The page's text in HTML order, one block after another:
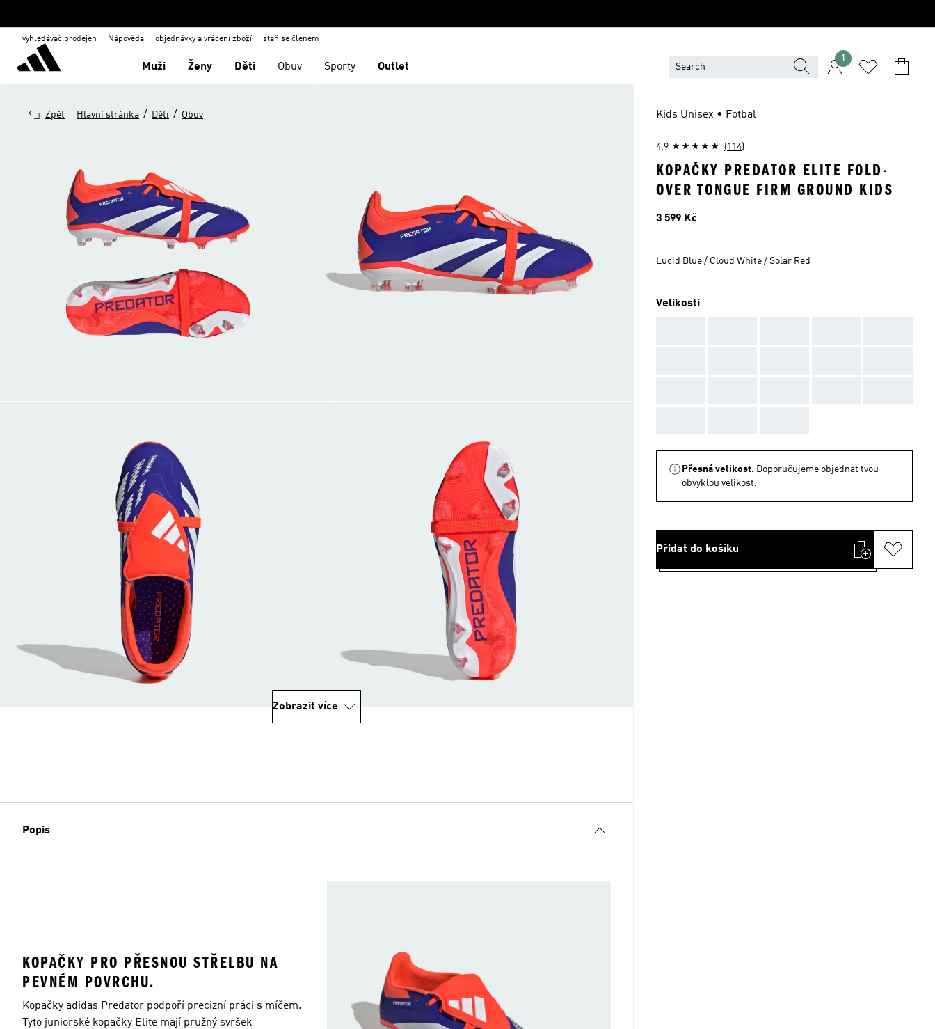
vyhledávač prodejen Nápověda objednávky a vrácení zboží staň se členem
Muži Ženy Děti Obuv Sporty Outlet
1
Zpět Hlavní stránka / Děti / Obuv
Zobrazit více
Popis
KOPAČKY PRO PŘESNOU STŘELBU NA
PEVNÉM POVRCHU.
Kopačky adidas Predator podpoří precizní práci s míčem.
Tyto juniorské kopačky Elite mají pružný svršek
Kids Unisex • Fotbal
4.9 (114)
KOPAČKY PREDATOR ELITE FOLD-
OVER TONGUE FIRM GROUND KIDS
Cena
3 599 Kč
Lucid Blue / Cloud White / Solar Red
Velikosti
Přesná velikost. Doporučujeme objednat tvou
obvyklou velikost.
Přidat do košíku